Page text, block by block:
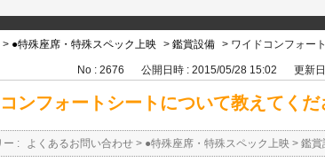
> ●特殊座席・特殊スペック上映 > 鑑賞設備 > ワイドコンフォー
No : 2676 公開日時 : 2015/05/28 15:02 更新
ンフォートシートについて教えてくだ
ー : よくあるお問い合わせ > ●特殊座席・特殊スペック上映 > 鑑賞